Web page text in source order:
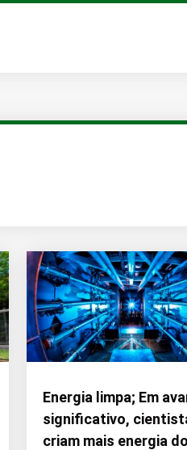
Energia limpa; Em
significativo,
criam mais energia